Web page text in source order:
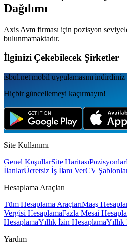
Dağılımı
Axis Avm firması için pozisyon
bulunmamaktadır.
İlginizi Çekebilecek Şirketler
isbul.net mobil uygulamаsını indirdiniz
Hiçbir güncellemeyi kaçırmayın!
Site Kullanımı
Genel KoşullarSite HaritasıPozisyonlar
İlanlarÜcretsiz İş İlanı VerCV
Hesaplama Araçları
Tüm Hesaplama AraçlarıMaaş
Vergisi HesaplamaFazla Mesai
HesaplamaYıllık İzin HesaplamaYıllık
Yardım